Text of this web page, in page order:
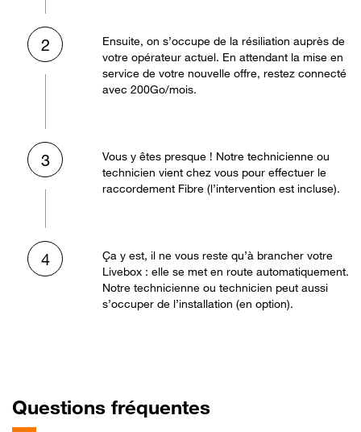
2
Ensuite, on s’occupe de la résiliation auprès de
votre opérateur actuel. En attendant la mise en
service de votre nouvelle offre, restez connecté
avec 200Go/mois.
3
Vous y êtes presque ! Notre technicienne ou
technicien vient chez vous pour effectuer le
raccordement Fibre (l’intervention est incluse).
4
Ça y est, il ne vous reste qu’à brancher votre
Livebox : elle se met en route automatiquement.
Notre technicienne ou technicien peut aussi
s’occuper de l’installation (en option).
Questions fréquentes